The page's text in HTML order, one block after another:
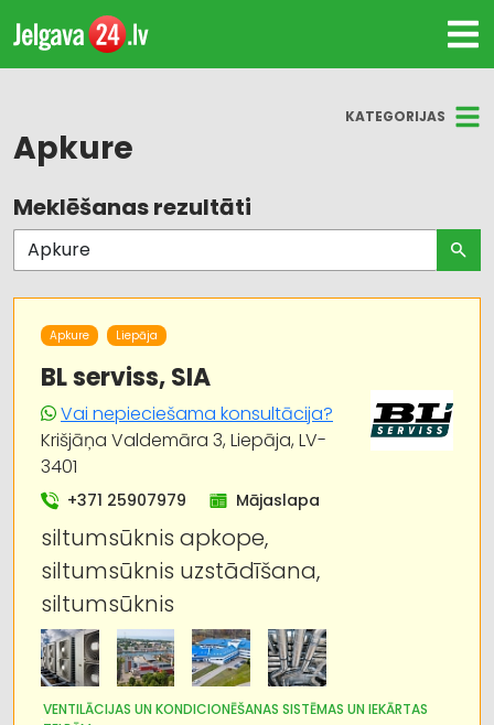
KATEGORIJAS
Apkure
Visas nozares
Siltumtehnika, apkures iekārtas
Ventilācijas un kondicionēšanas sistēmas un
iekārtas telpām
Ūdensapgāde un kanalizācija
Celtniecības un remonta darbi
Enerģija: alternatīvā
Būvmateriālu, būvkonstrukciju tirdzniecība
Elektromontāža, elektroinstalācija
Krāsnis un kamīni
Meklēšanas rezultāti
Apkure Liepāja
BL serviss, SIA
Vai nepieciešama konsultācija?
Krišjāņa Valdemāra 3, Liepāja, LV-
3401
+371 25907979 Mājaslapa
siltumsūknis apkope,
siltumsūknis uzstādīšana,
siltumsūknis
VENTILĀCIJAS UN KONDICIONĒŠANAS SISTĒMAS UN IEKĀRTAS